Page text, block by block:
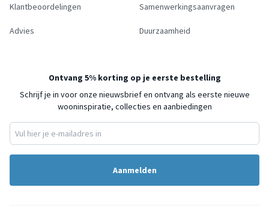
Klantbeoordelingen
Advies
Samenwerkingsaanvragen
Duurzaamheid
Ontvang 5% korting op je eerste bestelling
Schrijf je in voor onze nieuwsbrief en ontvang als eerste nieuwe
wooninspiratie, collecties en aanbiedingen
Aanmelden